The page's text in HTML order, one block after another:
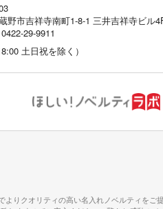
野市吉祥寺南町1-8-1 三井吉祥寺ビル
0422-29-9911
土日祝を除く）
りクオリティの高い名入れノベルティをご